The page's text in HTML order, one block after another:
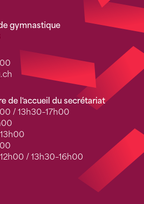
gymnastique
de l'accueil du secrétariat
/ 13h30–17h00
/ 13h30–16h00